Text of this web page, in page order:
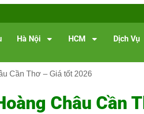
Hà Nội HCM Dịch Vụ
Cần Thơ – Giá tốt 2026
Châu Cần